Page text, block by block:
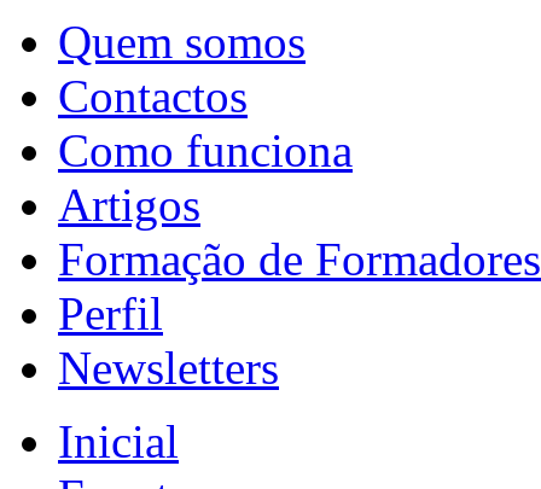
Quem somos
Contactos
Como funciona
Artigos
Formação de Formadores
Perfil
Newsletters
Inicial